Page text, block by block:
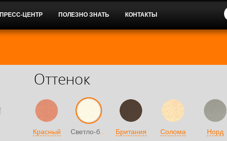
ПРЕСС-ЦЕНТР ПОЛЕЗНО ЗНАТЬ КОНТАКТЫ
Оттенок
Красный Светло-бежевый Британия Солома Норд